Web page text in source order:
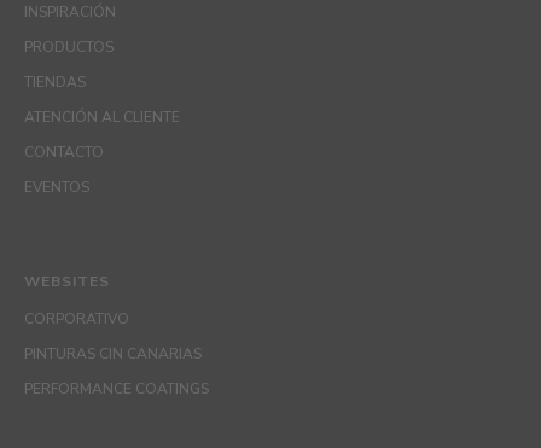
INSPIRACIÓN
PRODUCTOS
TIENDAS
ATENCIÓN AL CLIENTE
CONTACTO
EVENTOS
WEBSITES
CORPORATIVO
PINTURAS CIN CANARIAS
PERFORMANCE COATINGS